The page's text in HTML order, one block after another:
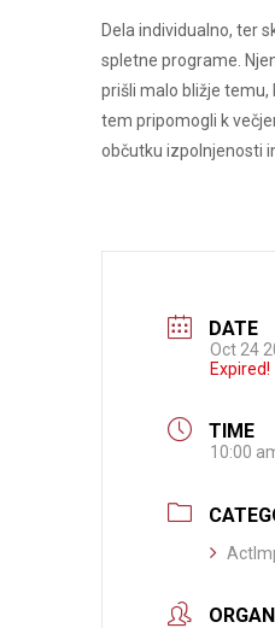
Dela individualno, ter
spletne programe.
prišli malo bližje temu,
tem pripomogli k
občutku izpolnjenosti
DATE
Oct 24
Expired!
TIME
10:00